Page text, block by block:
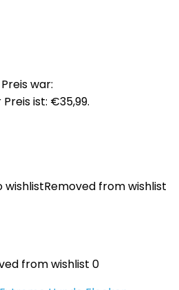
war:
ist: €35,99.
wishlistRemoved from wishlist
from wishlist 0